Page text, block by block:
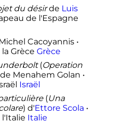
du désirde Luis
Cacoyannis •
Grèce
(Operation
Menahem Golan •
Israël
(Una
) d'Ettore Scola •
Italie